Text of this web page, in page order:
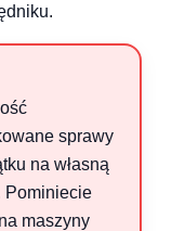
sprawy
na własną
Pominiecie
maszyny